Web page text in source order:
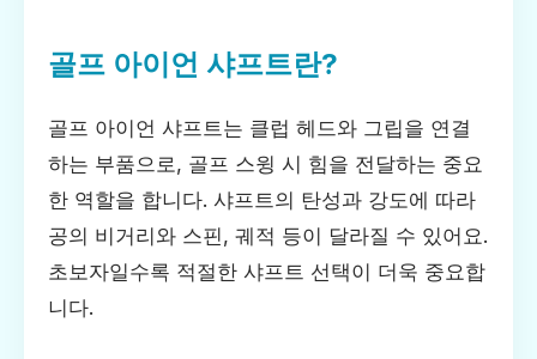
골프 아이언 샤프트란?
골프 아이언 샤프트는 클럽 헤드와 그립을 연결
하는 부품으로, 골프 스윙 시 힘을 전달하는 중요
한 역할을 합니다. 샤프트의 탄성과 강도에 따라
공의 비거리와 스핀, 궤적 등이 달라질 수 있어요.
초보자일수록 적절한 샤프트 선택이 더욱 중요합
니다.